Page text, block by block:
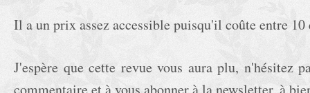
Il a un prix assez accessible puisqu'il coûte entre 10
J'espère que cette revue vous aura plu, n'hésitez
commentaire et à vous abonner à la newsletter, à